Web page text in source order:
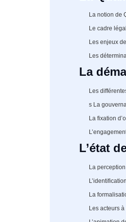
La notion de
Le cadre
Les enjeux
Les
La
Les
s La
La fixation
L’état
La
La
Les acteurs